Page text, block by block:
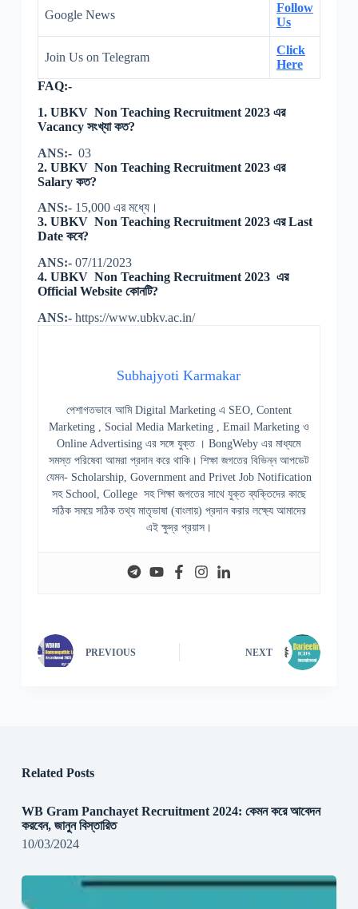
Google News
Follow
Us
Join Us on Telegram
Click
Here
FAQ:-
1. UBKV Non Teaching Recruitment 2023 এর
Vacancy সংখ্যা কত?
ANS:-03
2. UBKV Non Teaching Recruitment 2023 এর
Salary কত?
ANS:-15,000 এর মধ্যে।
3. UBKV Non Teaching Recruitment 2023 এর Last
Date কবে?
ANS:- 07/11/2023
4. UBKV Non Teaching Recruitment 2023 এর
Official Website কোনটি?
ANS:-https://www.ubkv.ac.in/
Subhajyoti Karmakar
পেশাগতভাবে আমি Digital Marketing এ SEO, Content
Marketing , Social Media Marketing , Email Marketing ও
Online Advertising এর সঙ্গে যুক্ত । BongWeby এর মাধ্যমে
সমস্ত পরিষেবা আমরা প্রদান করে থাকি। শিক্ষা জগতের বিভিন্ন আপডেট
যেমন- Scholarship, Government and Privet Job Notification
সহ School, College সহ শিক্ষা জগতের সাথে যুক্ত ব্যক্তিদের কাছে
সঠিক সময়ে সঠিক তথ্য মাতৃভাষা (বাংলায়) প্রদান করার লক্ষ্যে আমাদের
এই ক্ষুদ্র প্রয়াস।
PREVIOUS NEXT
Related Posts
WB Gram Panchayet Recruitment 2024: কেমন করে আবেদন
করবেন, জানুন বিস্তারিত
10/03/2024